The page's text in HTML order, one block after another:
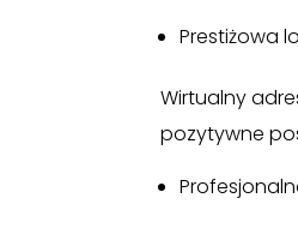
Prestiżowa
Wirtualny
pozytywne